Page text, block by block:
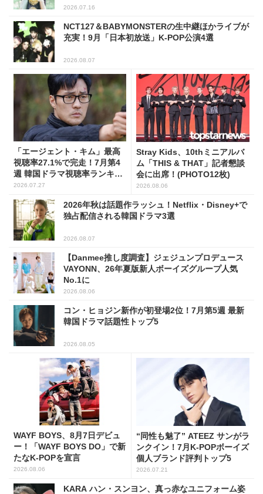
2026.07.16
NCT127＆BABYMONSTERの生中継ほかライブが
充実！9月「日本初放送」K-POP公演4選
2026.08.07
「エージェント・キム」最高
視聴率27.1%で完走！7月第4
週 韓国ドラマ視聴率ランキン
グ
2026.07.27
Stray Kids、10thミニアルバ
ム「THIS & THAT」記者懇談
会に出席！(PHOTO12枚)
2026.08.06
2026年秋は話題作ラッシュ！Netflix・Disney+で
独占配信される韓国ドラマ3選
2026.08.07
【Danmee推し度調査】ジェジュンプロデュース
VAYONN、26年夏版新人ボーイズグループ人気
No.1に
2026.08.06
コン・ヒョジン新作が初登場2位！7月第5週 最新
韓国ドラマ話題性トップ5
2026.08.05
WAYF BOYS、8月7日デビュ
ー！「WAYF BOYS DO」で新
たなK-POPを宣言
2026.08.06
“同性も魅了” ATEEZ サンがラ
ンクイン！7月K-POPボーイズ
個人ブランド評判トップ5
2026.07.21
KARA ハン・スンヨン、真っ赤なユニフォーム姿